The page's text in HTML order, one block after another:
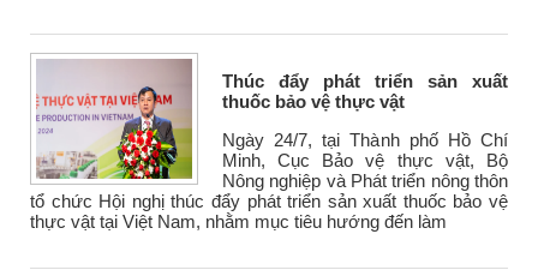
Thúc đẩy phát triển sản xuất
thuốc bảo vệ thực vật
Ngày 24/7, tại Thành phố Hồ Chí
Minh, Cục Bảo vệ thực vật, Bộ
Nông nghiệp và Phát triển nông thôn
tổ chức Hội nghị thúc đẩy phát triển sản xuất thuốc bảo vệ
thực vật tại Việt Nam, nhằm mục tiêu hướng đến làm